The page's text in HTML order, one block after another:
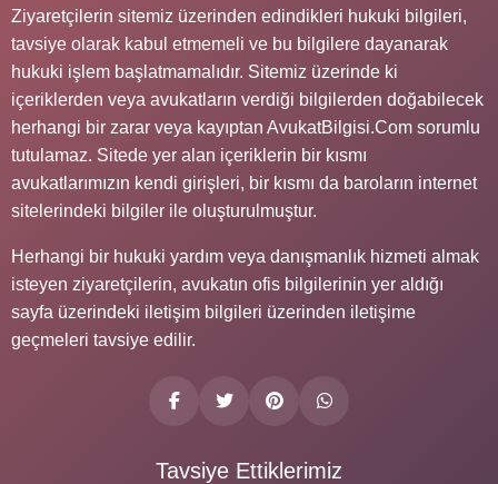
Ziyaretçilerin sitemiz üzerinden edindikleri hukuki bilgileri,
tavsiye olarak kabul etmemeli ve bu bilgilere dayanarak
hukuki işlem başlatmamalıdır. Sitemiz üzerinde ki
içeriklerden veya avukatların verdiği bilgilerden doğabilecek
herhangi bir zarar veya kayıptan AvukatBilgisi.Com sorumlu
tutulamaz. Sitede yer alan içeriklerin bir kısmı
avukatlarımızın kendi girişleri, bir kısmı da baroların internet
sitelerindeki bilgiler ile oluşturulmuştur.
Herhangi bir hukuki yardım veya danışmanlık hizmeti almak
isteyen ziyaretçilerin, avukatın ofis bilgilerinin yer aldığı
sayfa üzerindeki iletişim bilgileri üzerinden iletişime
geçmeleri tavsiye edilir.
Tavsiye Ettiklerimiz